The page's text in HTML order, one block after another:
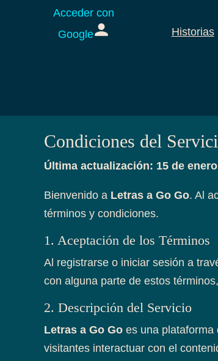
Acceder con
Google
Historias
Condiciones del
Última actualización: 15 de
Bienvenido a Letras a Go Go. Al
términos y condiciones.
1. Aceptación de los Términos
Al registrarse o iniciar sesión a
con alguna parte de estos
2. Descripción del Servicio
Letras a Go Go es una plataforma
visitantes interactuar con el